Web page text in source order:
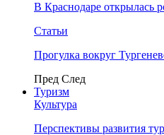
В Краснодаре открылась
Статьи
Прогулка вокруг
Пред След
Туризм
Культура
Перспективы развития